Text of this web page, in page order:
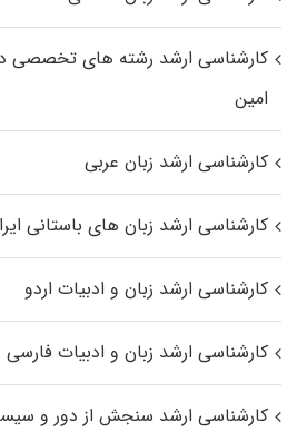
کارشناسی ارشد رﺷﺘﻪ ﻫﺎی تخصصی
اﻣﻴﻦ
کارشناسی ارشد زبان عربی
کارشناسی ارشد زبان‌ های باستانی
کارشناسی ارشد زبان و ادبیات اردو
کارشناسی ارشد زبان و ادبیات فارسی
کارشناسی ارشد سنجش از دور و